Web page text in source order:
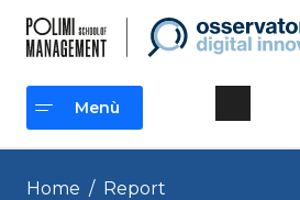
contenuto
Menù
Menù
Home / Report